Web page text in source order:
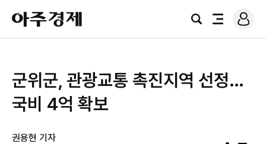
아
주
경
검
전
로
그
군위군, 관광교통 촉진지역 선정…
국비 4억 확보
권용현 기자